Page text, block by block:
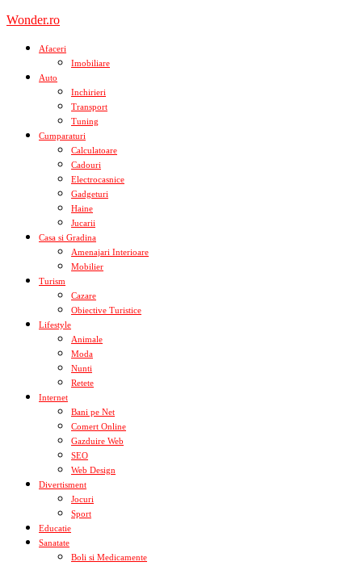
Skip
content
Wonder.ro
Afaceri
Imobiliare
Auto
Inchirieri
Transport
Tuning
Cumparaturi
Calculatoare
Cadouri
Electrocasnice
Gadgeturi
Haine
Jucarii
Casa si Gradina
Amenajari Interioare
Mobilier
Turism
Cazare
Obiective Turistice
Lifestyle
Animale
Moda
Nunti
Retete
Internet
Bani pe Net
Comert Online
Gazduire Web
SEO
Web Design
Divertisment
Jocuri
Sport
Educatie
Sanatate
Boli si Medicamente